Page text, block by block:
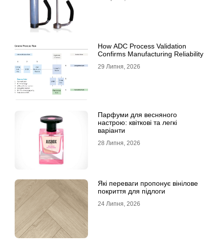
How ADC Process Validation
Confirms Manufacturing Reliability
29 Липня, 2026
Парфуми для весняного
настрою: квіткові та легкі
варіанти
28 Липня, 2026
Які переваги пропонує вінілове
покриття для підлоги
24 Липня, 2026